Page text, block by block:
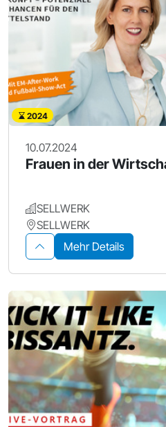
2024
10.07.2024
Frauen in der
SELLWERK
SELLWERK
Mehr Details